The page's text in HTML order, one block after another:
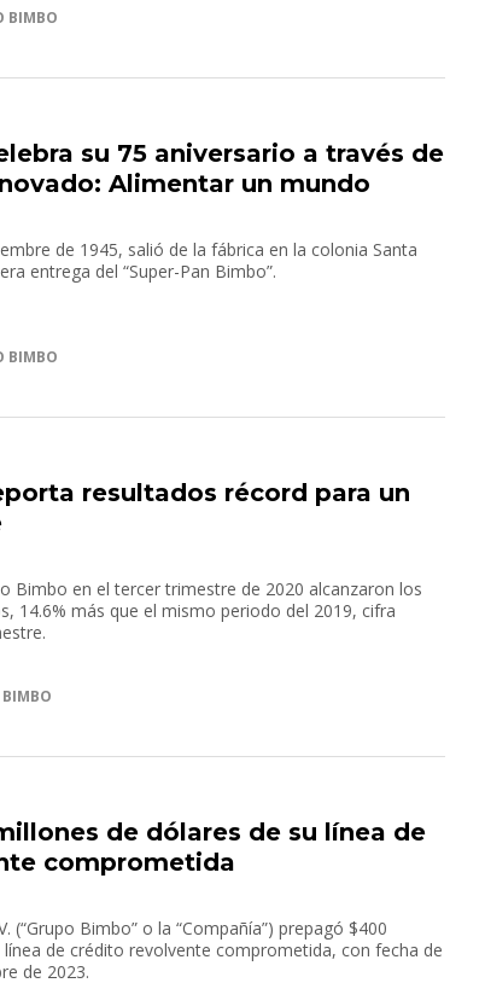
BIMBO
su 75 aniversario a través de
Alimentar un mundo
de 1945, salió de la fábrica en la colonia Santa
entrega del “Super-Pan Bimbo”.
BIMBO
resultados récord para un
Bimbo en el tercer trimestre de 2020 alcanzaron los
14.6% más que el mismo periodo del 2019, cifra
de dólares de su línea de
comprometida
(“Grupo Bimbo” o la “Compañía”) prepagó $400
de crédito revolvente comprometida, con fecha de
de 2023.